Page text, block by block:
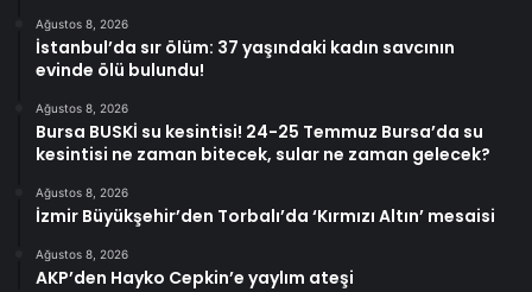
Ağustos 8, 2026
İstanbul’da sır ölüm: 37 yaşındaki kadın savcının
evinde ölü bulundu!
Ağustos 8, 2026
Bursa BUSKİ su kesintisi! 24-25 Temmuz Bursa’da su
kesintisi ne zaman bitecek, sular ne zaman gelecek?
Ağustos 8, 2026
İzmir Büyükşehir’den Torbalı’da ‘Kırmızı Altın’ mesaisi
Ağustos 8, 2026
AKP’den Hayko Cepkin’e yaylım ateşi